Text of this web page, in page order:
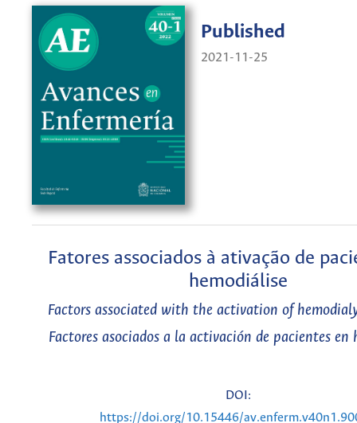
Published
2021-11-25
Fatores associados à ativação de
hemodiálise
Factors associated with the activation of
Factores asociados a la activación de pacientes en
DOI:
https://doi.org/10.15446/